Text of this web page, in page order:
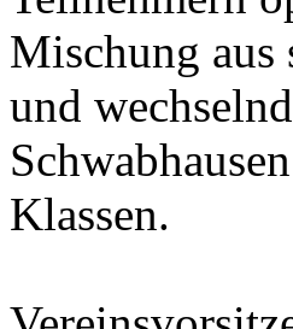
Mischung aus
und
Klassen.